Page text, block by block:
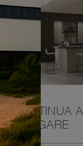
CONTINUA A
NAVIGARE